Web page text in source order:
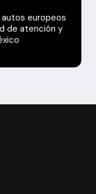
europeos
de atención y